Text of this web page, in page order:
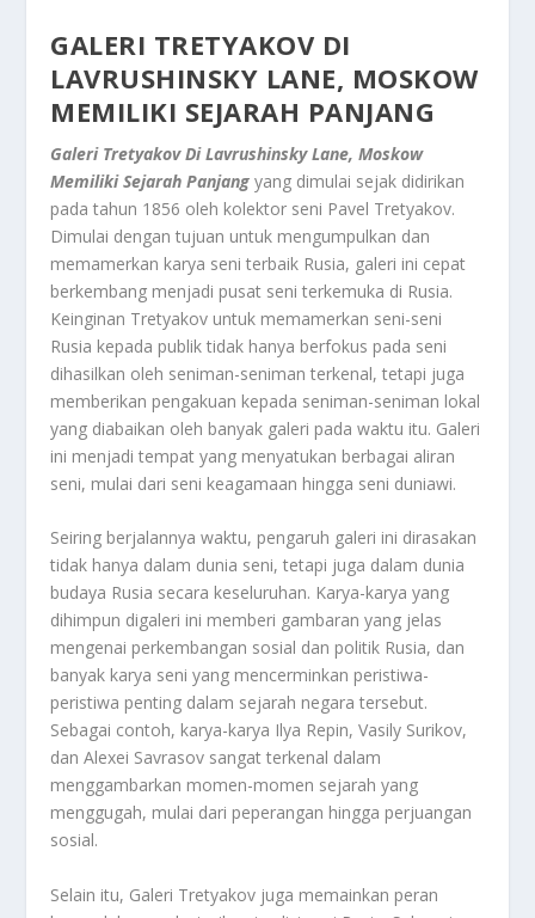
GALERI TRETYAKOV DI
LAVRUSHINSKY LANE, MOSKOW
MEMILIKI SEJARAH PANJANG
Galeri Tretyakov Di Lavrushinsky Lane, Moskow
Memiliki Sejarah Panjang yang dimulai sejak didirikan
pada tahun 1856 oleh kolektor seni Pavel Tretyakov.
Dimulai dengan tujuan untuk mengumpulkan dan
memamerkan karya seni terbaik Rusia, galeri ini cepat
berkembang menjadi pusat seni terkemuka di Rusia.
Keinginan Tretyakov untuk memamerkan seni-seni
Rusia kepada publik tidak hanya berfokus pada seni
dihasilkan oleh seniman-seniman terkenal, tetapi juga
memberikan pengakuan kepada seniman-seniman lokal
yang diabaikan oleh banyak galeri pada waktu itu. Galeri
ini menjadi tempat yang menyatukan berbagai aliran
seni, mulai dari seni keagamaan hingga seni duniawi.
Seiring berjalannya waktu, pengaruh galeri ini dirasakan
tidak hanya dalam dunia seni, tetapi juga dalam dunia
budaya Rusia secara keseluruhan. Karya-karya yang
dihimpun digaleri ini memberi gambaran yang jelas
mengenai perkembangan sosial dan politik Rusia, dan
banyak karya seni yang mencerminkan peristiwa-
peristiwa penting dalam sejarah negara tersebut.
Sebagai contoh, karya-karya Ilya Repin, Vasily Surikov,
dan Alexei Savrasov sangat terkenal dalam
menggambarkan momen-momen sejarah yang
menggugah, mulai dari peperangan hingga perjuangan
sosial.
Selain itu, Galeri Tretyakov juga memainkan peran